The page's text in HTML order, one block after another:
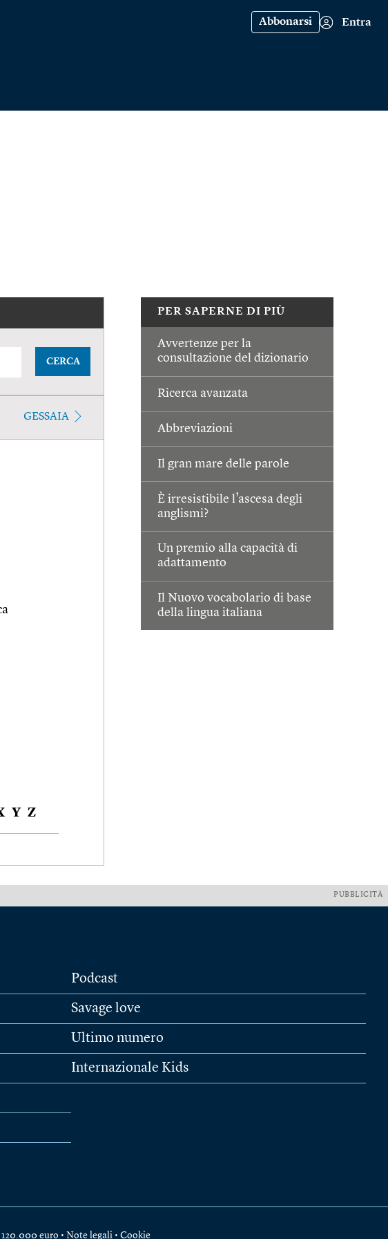
Abbonarsi Entra
PER SAPERNE DI PIÙ
Avvertenze per la
consultazione del dizionario
Ricerca avanzata
Abbreviazioni
Il gran mare delle parole
È irresistibile l’ascesa degli
anglismi?
Un premio alla capacità di
adattamento
Il Nuovo vocabolario di base
della lingua italiana
CERCA
GESSAIA
Y Z
PUBBLICITÀ
Podcast
Savage love
Ultimo numero
Internazionale Kids
euro • Note legali • Cookie